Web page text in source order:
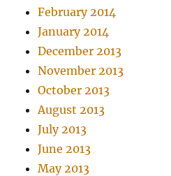
February 2014
January 2014
December 2013
November 2013
October 2013
August 2013
July 2013
June 2013
May 2013